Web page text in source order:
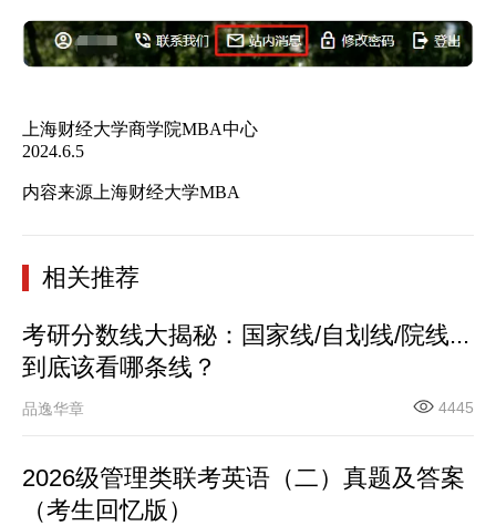
上海财经大学商学院MBA中心
2024.6.5
内容来源上海财经大学MBA
相关推荐
考研分数线大揭秘：国家线/自划线/院线...
到底该看哪条线？
品逸华章 4445
2026级管理类联考英语（二）真题及答案
（考生回忆版）